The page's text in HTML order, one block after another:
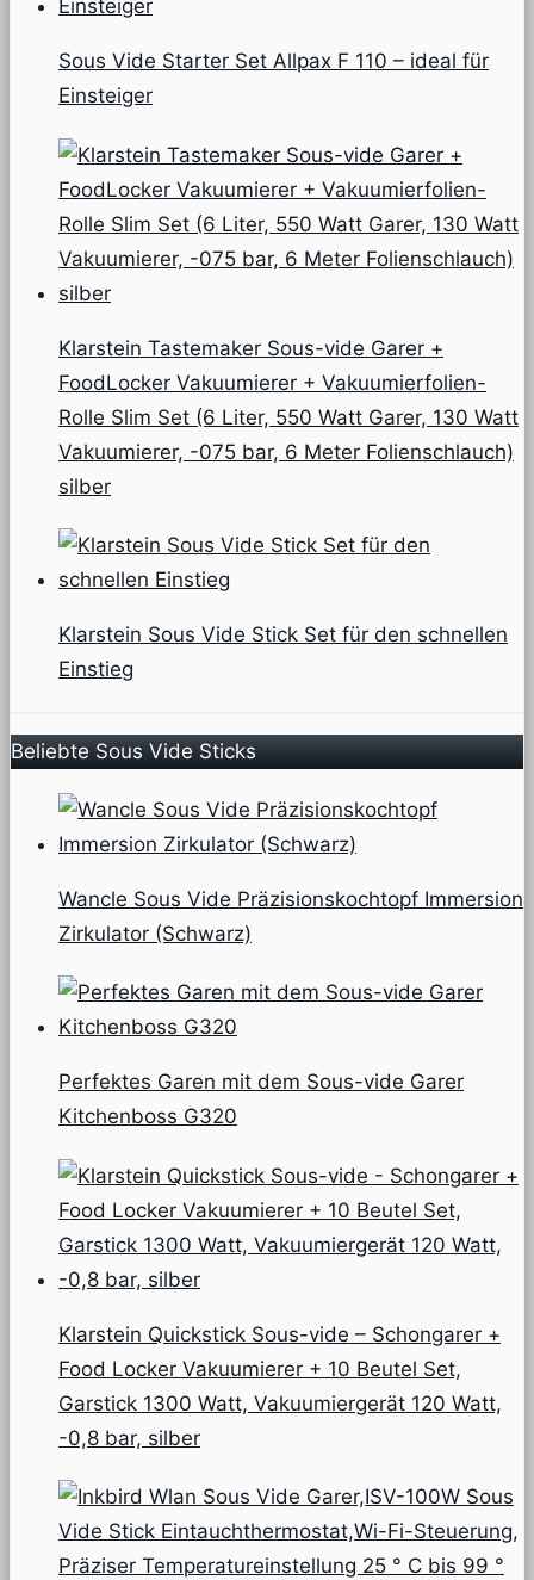
Sous Vide Starter Set Allpax F 110 – ideal für
Einsteiger
Klarstein Tastemaker Sous-vide Garer +
FoodLocker Vakuumierer + Vakuumierfolien-
Rolle Slim Set (6 Liter, 550 Watt Garer, 130 Watt
Vakuumierer, -075 bar, 6 Meter Folienschlauch)
silber
Klarstein Sous Vide Stick Set für den schnellen
Einstieg
Beliebte Sous Vide Sticks
Wancle Sous Vide Präzisionskochtopf Immersion
Zirkulator (Schwarz)
Perfektes Garen mit dem Sous-vide Garer
Kitchenboss G320
Klarstein Quickstick Sous-vide – Schongarer +
Food Locker Vakuumierer + 10 Beutel Set,
Garstick 1300 Watt, Vakuumiergerät 120 Watt,
-0,8 bar, silber